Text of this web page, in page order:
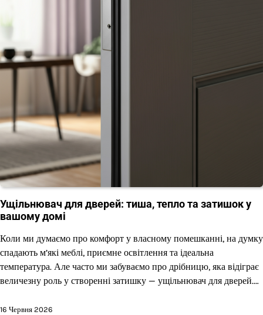
Ущільнювач для дверей: тиша, тепло та затишок у
вашому домі
Коли ми думаємо про комфорт у власному помешканні, на думку
спадають м’які меблі, приємне освітлення та ідеальна
температура. Але часто ми забуваємо про дрібницю, яка відіграє
величезну роль у створенні затишку — ущільнювач для дверей.…
16 Червня 2026